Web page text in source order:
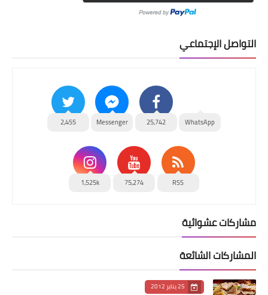
التواصل الإجتماعي
WhatsApp
25,742
Messenger
2,455
RSS
75,274
1,525k
مشاركات عشوائية
المشاركات الشائعة
25 يناير 2012